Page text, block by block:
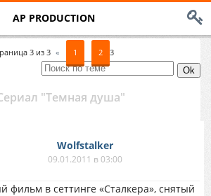
AP PRODUCTION
3 из 3 « 1 2 3
"Темная душа"
Wolfstalker
09.01.2011 в 03:00
фильм в сеттинге «Сталкера», снятый